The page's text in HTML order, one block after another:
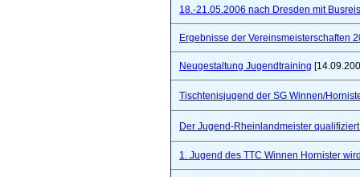
18.-21.05.2006 nach Dresden mit
Ergebnisse der Vereinsmeisterschaften
Neugestaltung Jugendtraining
Tischtenisjugend der SG Winnen/
Der Jugend-Rheinlandmeister
1. Jugend des TTC Winnen Hornister